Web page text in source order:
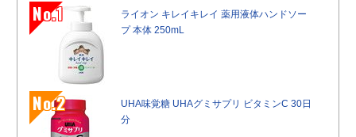
No.1
ライオン キレイキレイ 薬用液体ハンドソー
プ 本体 250mL
No.2
UHA味覚糖 UHAグミサプリ ビタミンC 30日
分